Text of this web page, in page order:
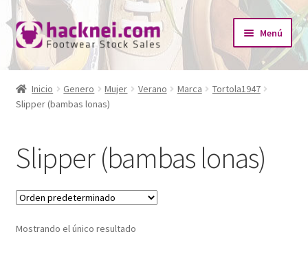
Ir
a
la
Ir
al
contenido
Menú
Inicio
¿Quiénes somos?
Inicio Genero Mujer Verano Marca
Tortola1947
Slipper (bambas lonas)
Slipper (bambas lonas)
Mostrando el único resultado